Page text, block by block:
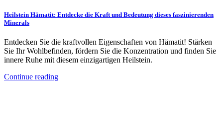
Heilstein Hämatit: Entdecke die Kraft und Bedeutung dieses faszinierenden
Minerals
Entdecken Sie die kraftvollen Eigenschaften von Hämatit! Stärken
Sie Ihr Wohlbefinden, fördern Sie die Konzentration und finden Sie
innere Ruhe mit diesem einzigartigen Heilstein.
Continue reading